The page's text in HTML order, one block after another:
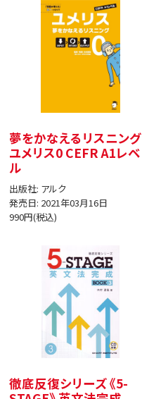
夢をかなえるリスニング
ユメリス0 CEFR A1レベ
ル
出版社: アルク
発売日: 2021年03月16日
990円(税込)
徹底反復シリーズ 《5-